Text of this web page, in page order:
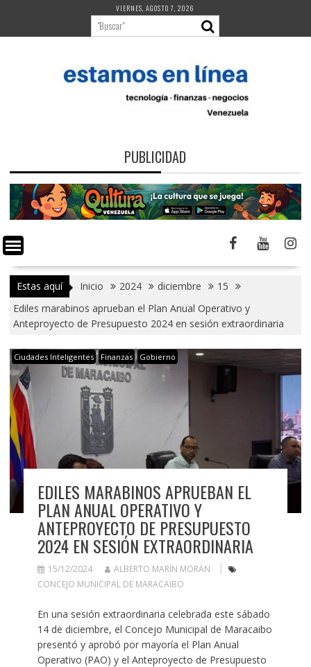
contenido
VIERNES, AGOSTO 7, 2026
PUBLICIDAD
Estas aquí Inicio 2024 diciembre
15
Ediles marabinos aprueban el Plan Anual Operativo y
Anteproyecto de Presupuesto 2024 en sesión extraordinaria
Ciudades Inteligentes Finanzas Gobierno
EDILES MARABINOS APRUEBAN EL
PLAN ANUAL OPERATIVO Y
ANTEPROYECTO DE PRESUPUESTO
2024 EN SESIÓN EXTRAORDINARIA
15/12/2024
ALBERTO MARÍN MORÁN
CONCEJO MUNICIPAL DE MARACAIBO
En una sesión extraordinaria celebrada este sábado
14 de diciembre, el Concejo Municipal de Maracaibo
presentó y aprobó por mayoría el Plan Anual
Operativo (PAO) y el Anteproyecto de Presupuesto